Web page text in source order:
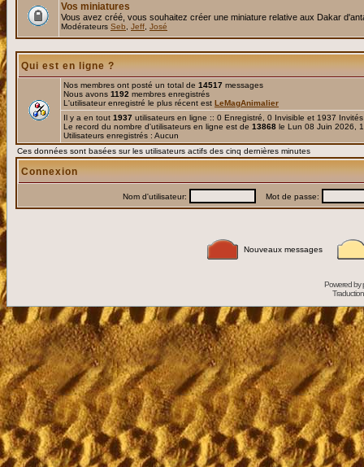
Vos miniatures
Vous avez créé, vous souhaitez créer une miniature relative aux Dakar
Modérateurs Seb Jeff José
Qui est en ligne ?
Nos membres ont posté un total de 14517 messages
Nous avons 1192 membres enregistrés
L'utilisateur enregistré le plus récent est LeMagAnimalier
Il y a en tout 1937 utilisateurs en ligne :: 0 Enregistré, 0 Invisible et 1937
Le record du nombre d'utilisateurs en ligne est de 13868 le Lun 08 Juin 2026,
Utilisateurs enregistrés : Aucun
Ces données sont basées sur les utilisateurs actifs des cinq dernières minutes
Connexion
Nom d'utilisateur: Mot de passe:
Nouveaux messages
Powered by